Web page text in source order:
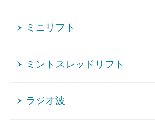
ミニリフト
ミントスレッドリフト
ラジオ波